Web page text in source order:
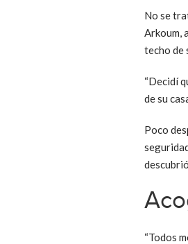
No se
Arkoum,
techo de
“Decidí
de su
Poco
“Todos